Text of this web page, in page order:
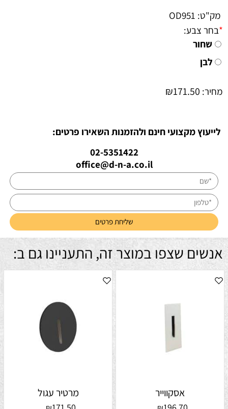
מק"ט: OD951
*בחר צבע:
שחור
לבן
מחיר: ₪171.50
לייעוץ מקצועי חינם ולהזמנות השאירו פרטים:
02-5351422
office@d-n-a.co.il
אנשים שצפו במוצר זה, התעניינו גם ב:
אסקווייר מרטיר עגול